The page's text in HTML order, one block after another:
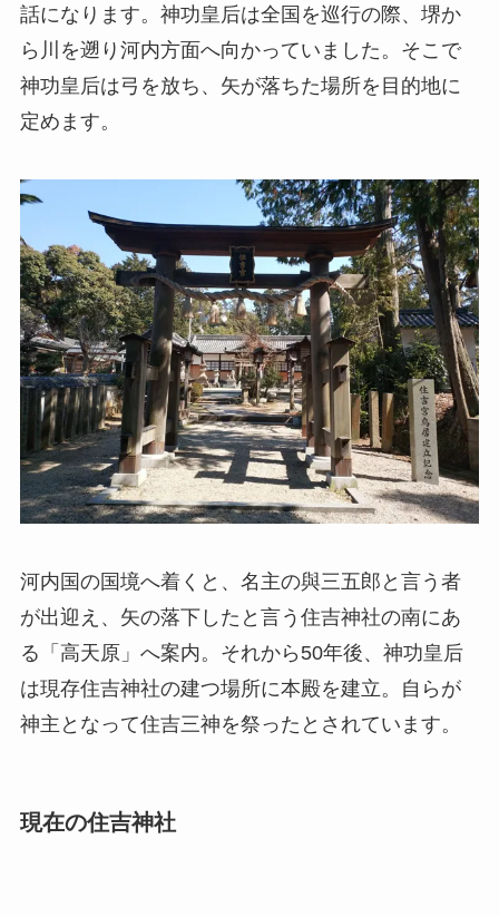
話になります。神功皇后は全国を巡行の際、堺か
ら川を遡り河内方面へ向かっていました。そこで
神功皇后は弓を放ち、矢が落ちた場所を目的地に
定めます。
河内国の国境へ着くと、名主の與三五郎と言う者
が出迎え、矢の落下したと言う住吉神社の南にあ
る「高天原」へ案内。それから50年後、神功皇后
は現存住吉神社の建つ場所に本殿を建立。自らが
神主となって住吉三神を祭ったとされています。
現在の住吉神社